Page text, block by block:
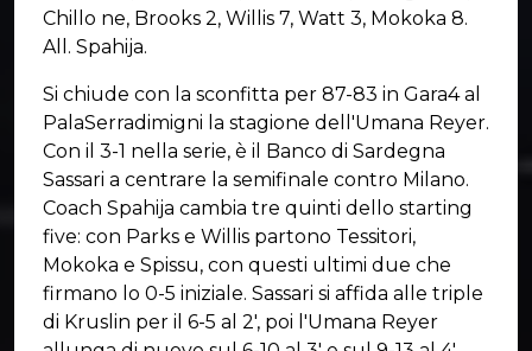
Chillo ne, Brooks 2, Willis 7, Watt 3, Mokoka 8.
All. Spahija.
Si chiude con la sconfitta per 87-83 in Gara4 al
PalaSerradimigni la stagione dell'Umana Reyer.
Con il 3-1 nella serie, è il Banco di Sardegna
Sassari a centrare la semifinale contro Milano.
Coach Spahija cambia tre quinti dello starting
five: con Parks e Willis partono Tessitori,
Mokoka e Spissu, con questi ultimi due che
firmano lo 0-5 iniziale. Sassari si affida alle triple
di Kruslin per il 6-5 al 2', poi l'Umana Reyer